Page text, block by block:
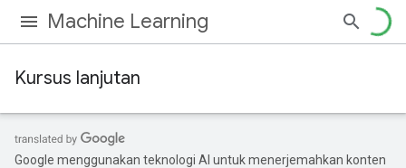
Machine Learning
Kursus lanjutan
Google menggunakan teknologi AI untuk menerjemahkan konten